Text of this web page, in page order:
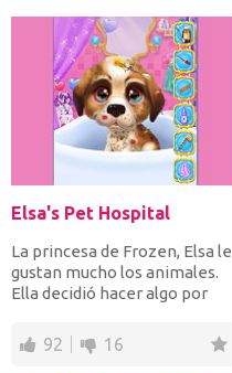
Elsa's Pet Hospital
La princesa de Frozen, Elsa le
gustan mucho los animales.
Ella decidió hacer algo por
92 16